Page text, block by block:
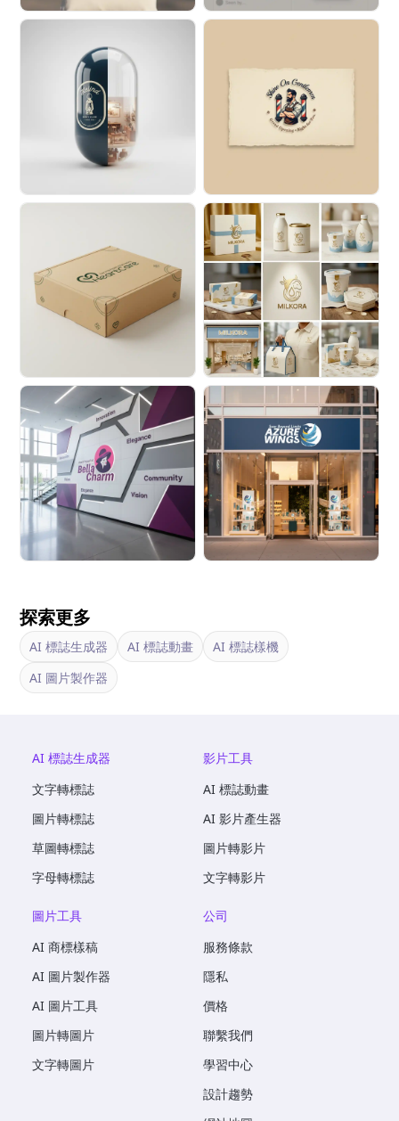
探索更多
AI 標誌生成器 AI 標誌動畫
AI 標誌樣機
AI 圖片製作器
AI 標誌生成器
文字轉標誌
圖片轉標誌
草圖轉標誌
字母轉標誌
影片工具
AI 標誌動畫
AI 影片產生器
圖片轉影片
文字轉影片
圖片工具
AI 商標樣稿
AI 圖片製作器
AI 圖片工具
圖片轉圖片
文字轉圖片
公司
服務條款
隱私
價格
聯繫我們
學習中心
設計趨勢